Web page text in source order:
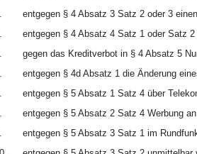
entgegen § 4 Absatz 3 Satz 2 oder 3
entgegen § 4 Absatz 4 Satz 1 oder Satz
gegen das Kreditverbot in § 4 Absatz 5
entgegen § 4d Absatz 1 die Änderung
entgegen § 5 Absatz 1 Satz 4 über
entgegen § 5 Absatz 2 Satz 4 Werbung
entgegen § 5 Absatz 3 Satz 1 im